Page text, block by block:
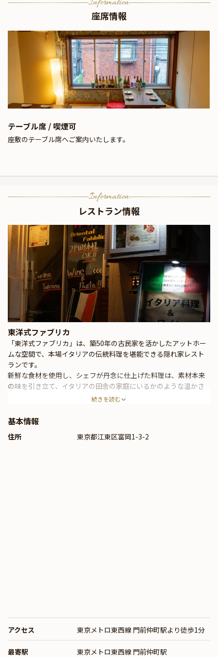
Information
座席情報
テーブル席 / 喫煙可
座敷のテーブル席へご案内いたします。
Information
レストラン情報
東洋式ファブリカ
「東洋式ファブリカ」は、築50年の古民家を活かしたアットホー
ムな空間で、本場イタリアの伝統料理を堪能できる隠れ家レスト
ランです。
新鮮な食材を使用し、シェフが丹念に仕上げた料理は、素材本来
の味を引き立て、イタリアの田舎の家庭にいるかのような温かさ
が感じられます。心地よい照明とゆったりとした雰囲気が広がる
続きを読む
基本情報
住所 東京都江東区富岡1-3-2
アクセス 東京メトロ東西線 門前仲町駅より徒歩1分
最寄駅 東京メトロ東西線 門前仲町駅